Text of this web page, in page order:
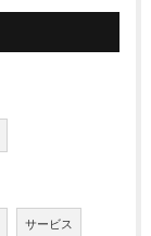
サービス